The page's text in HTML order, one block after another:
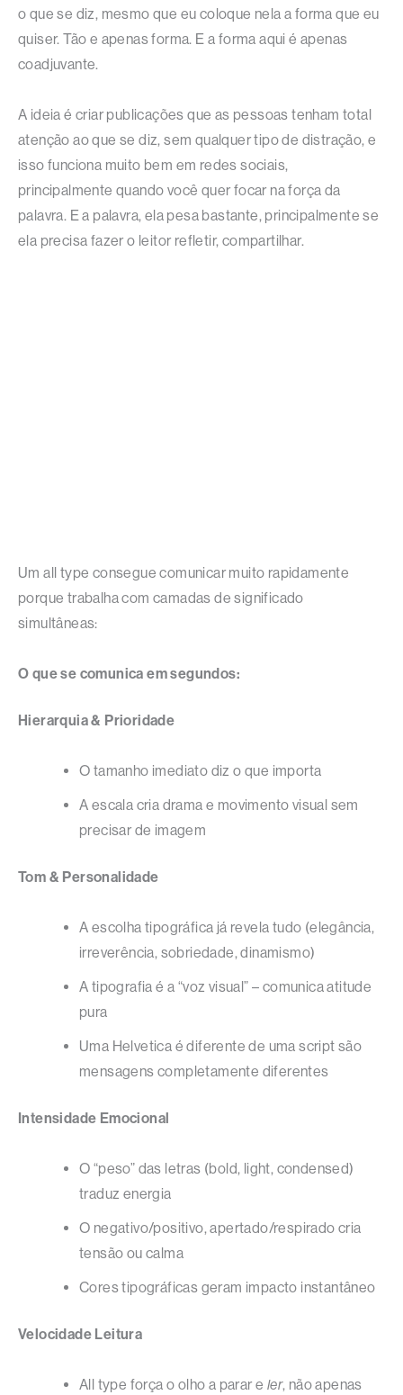
o que se diz, mesmo que eu coloque nela a forma que eu
quiser. Tão e apenas forma. E a forma aqui é apenas
coadjuvante.
A ideia é criar publicações que as pessoas tenham total
atenção ao que se diz, sem qualquer tipo de distração, e
isso funciona muito bem em redes sociais,
principalmente quando você quer focar na força da
palavra. E a palavra, ela pesa bastante, principalmente se
ela precisa fazer o leitor refletir, compartilhar.
Um all type consegue comunicar muito rapidamente
porque trabalha com camadas de significado
simultâneas:
O que se comunica em segundos:
Hierarquia & Prioridade
O tamanho imediato diz o que importa
A escala cria drama e movimento visual sem
precisar de imagem
Tom & Personalidade
A escolha tipográfica já revela tudo (elegância,
irreverência, sobriedade, dinamismo)
A tipografia é a “voz visual” – comunica atitude
pura
Uma Helvetica é diferente de uma script são
mensagens completamente diferentes
Intensidade Emocional
O “peso” das letras (bold, light, condensed)
traduz energia
O negativo/positivo, apertado/respirado cria
tensão ou calma
Cores tipográficas geram impacto instantâneo
Velocidade Leitura
All type força o olho a parar e ler, não apenas